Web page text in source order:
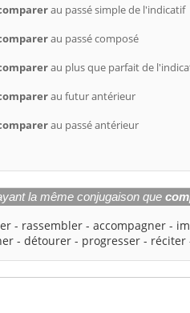
au passé simple de l'indicatif
au passé composé
au plus que parfait de
au futur antérieur
au passé antérieur
la même conjugaison que
- rassembler -accompagner -
-détourer - progresser - réciter